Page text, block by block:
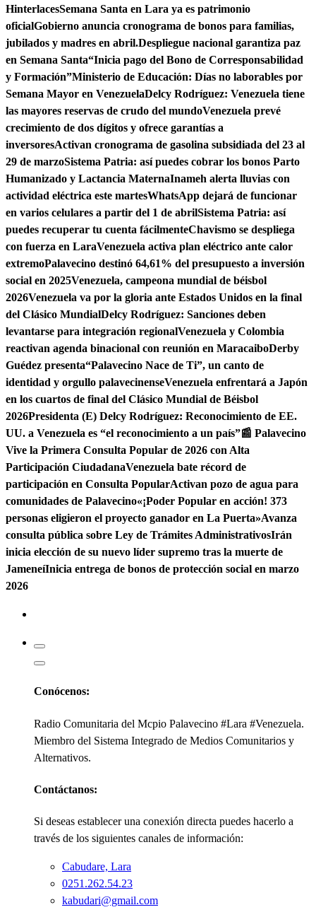
HinterlacesSemana Santa en Lara ya es patrimonio
oficialGobierno anuncia cronograma de bonos para familias,
jubilados y madres en abril.Despliegue nacional garantiza paz
en Semana Santa“Inicia pago del Bono de Corresponsabilidad
y Formación”Ministerio de Educación: Días no laborables por
Semana Mayor en VenezuelaDelcy Rodríguez: Venezuela tiene
las mayores reservas de crudo del mundoVenezuela prevé
crecimiento de dos dígitos y ofrece garantías a
inversoresActivan cronograma de gasolina subsidiada del 23 al
29 de marzoSistema Patria: así puedes cobrar los bonos Parto
Humanizado y Lactancia MaternaInameh alerta lluvias con
actividad eléctrica este martesWhatsApp dejará de funcionar
en varios celulares a partir del 1 de abrilSistema Patria: así
puedes recuperar tu cuenta fácilmenteChavismo se despliega
con fuerza en LaraVenezuela activa plan eléctrico ante calor
extremoPalavecino destinó 64,61% del presupuesto a inversión
social en 2025Venezuela, campeona mundial de béisbol
2026Venezuela va por la gloria ante Estados Unidos en la final
del Clásico MundialDelcy Rodríguez: Sanciones deben
levantarse para integración regionalVenezuela y Colombia
reactivan agenda binacional con reunión en MaracaiboDerby
Guédez presenta“Palavecino Nace de Ti”, un canto de
identidad y orgullo palavecinenseVenezuela enfrentará a Japón
en los cuartos de final del Clásico Mundial de Béisbol
2026Presidenta (E) Delcy Rodríguez: Reconocimiento de EE.
UU. a Venezuela es “el reconocimiento a un país”📰 Palavecino
Vive la Primera Consulta Popular de 2026 con Alta
Participación CiudadanaVenezuela bate récord de
participación en Consulta PopularActivan pozo de agua para
comunidades de Palavecino«¡Poder Popular en acción! 373
personas eligieron el proyecto ganador en La Puerta»Avanza
consulta pública sobre Ley de Trámites AdministrativosIrán
inicia elección de su nuevo líder supremo tras la muerte de
JameneíInicia entrega de bonos de protección social en marzo
2026
Kabudari
Conócenos:
Radio Comunitaria del Mcpio Palavecino #Lara #Venezuela.
Miembro del Sistema Integrado de Medios Comunitarios y
Alternativos.
Contáctanos:
Si deseas establecer una conexión directa puedes hacerlo a
través de los siguientes canales de información:
Cabudare, Lara
0251.262.54.23
kabudari@gmail.com